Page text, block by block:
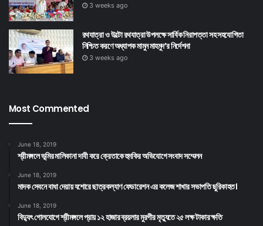
3 weeks ago
রথযাত্রা ও উল্টো রথযাত্রা উপলক্ষে সার্বিক নিরাপত্তা সহ সহযোগিতা
নিশ্চিত করণে অধ্যাপক মামুন মাহমুদ’র নির্দেশনা
3 weeks ago
Most Commented
June 18, 2019
শ্রীমঙ্গলে ভূমির মালিকানা দাবী করে ক্রেতাকে হুমকির অভিযোগে সংবাদ সম্মেলন
June 18, 2019
মাদক সেবনে বাধা দেয়ায় যশোরে ছাত্রকল্যাণ ফেডারেশন এর কলেজ শাখার সভাপতি ছুরিকাহত।
June 18, 2019
বিদ্যুৎ গোলযোগে শ্রীমঙ্গলে প্রায় ১২ হাজার ব্রয়লার মুরগীর মৃত্যুতে ২৫ লক্ষ টাকার ক্ষতি